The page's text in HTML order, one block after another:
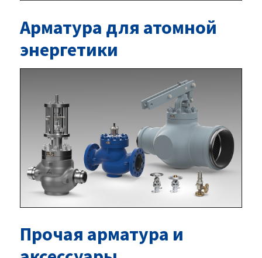
Арматура для атомной
энергетики
Прочая арматура и